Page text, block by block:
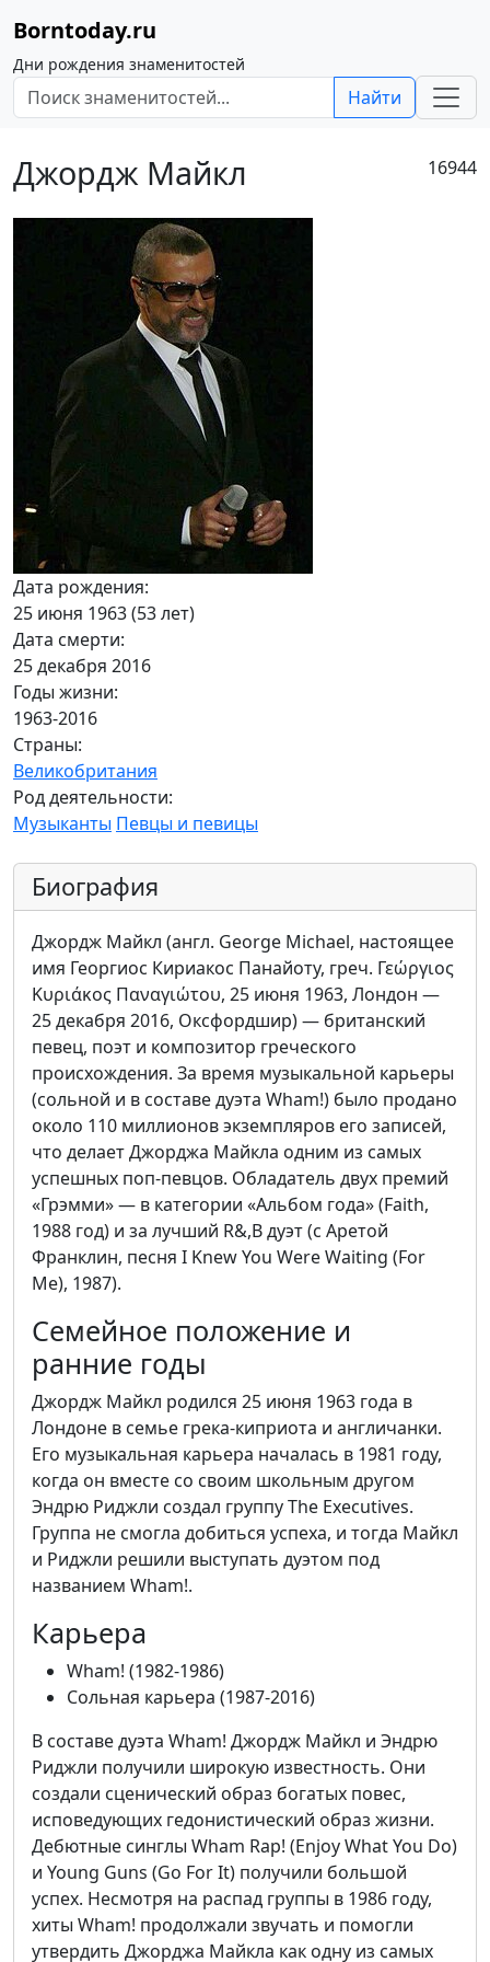
Borntoday.ru
Дни рождения знаменитостей
Найти
Джордж Майкл 16944
Дата рождения:
25 июня 1963 (53 лет)
Дата смерти:
25 декабря 2016
Годы жизни:
1963-2016
Страны:
Великобритания
Род деятельности:
Музыканты Певцы и певицы
Биография
Джордж Майкл (англ. George Michael, настоящее
имя Георгиос Кириакос Панайоту, греч. Γεώργιος
Kυριάκος Παναγιώτου, 25 июня 1963, Лондон —
25 декабря 2016, Оксфордшир) — британский
певец, поэт и композитор греческого
происхождения. За время музыкальной карьеры
(сольной и в составе дуэта Wham!) было продано
около 110 миллионов экземпляров его записей,
что делает Джорджа Майкла одним из самых
успешных поп-певцов. Обладатель двух премий
«Грэмми» — в категории «Альбом года» (Faith,
1988 год) и за лучший R&,B дуэт (с Аретой
Франклин, песня I Knew You Were Waiting (For
Me), 1987).
Семейное положение и
ранние годы
Джордж Майкл родился 25 июня 1963 года в
Лондоне в семье грека-киприота и англичанки.
Его музыкальная карьера началась в 1981 году,
когда он вместе со своим школьным другом
Эндрю Риджли создал группу The Executives.
Группа не смогла добиться успеха, и тогда Майкл
и Риджли решили выступать дуэтом под
названием Wham!.
Карьера
Wham! (1982-1986)
Сольная карьера (1987-2016)
В составе дуэта Wham! Джордж Майкл и Эндрю
Риджли получили широкую известность. Они
создали сценический образ богатых повес,
исповедующих гедонистический образ жизни.
Дебютные синглы Wham Rap! (Enjoy What You Do)
и Young Guns (Go For It) получили большой
успех. Несмотря на распад группы в 1986 году,
хиты Wham! продолжали звучать и помогли
утвердить Джорджа Майкла как одну из самых